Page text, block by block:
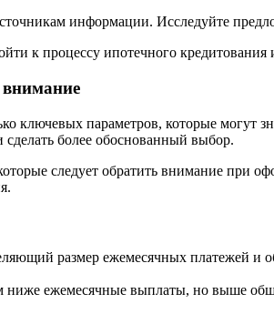
информации. Исследуйте
к процессу ипотечного
ключевых параметров, которые могут
более обоснованный выбор.
следует обратить внимание при
размер ежемесячных платежей и
ниже ежемесячные выплаты, но выше